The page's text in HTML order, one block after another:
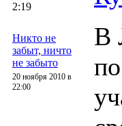
2:19
Никто не
забыт, ничто
не забыто
20 ноября 2010 в
22:00
В